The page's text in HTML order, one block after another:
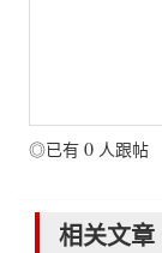
◎已有 0 人跟帖
相关文章